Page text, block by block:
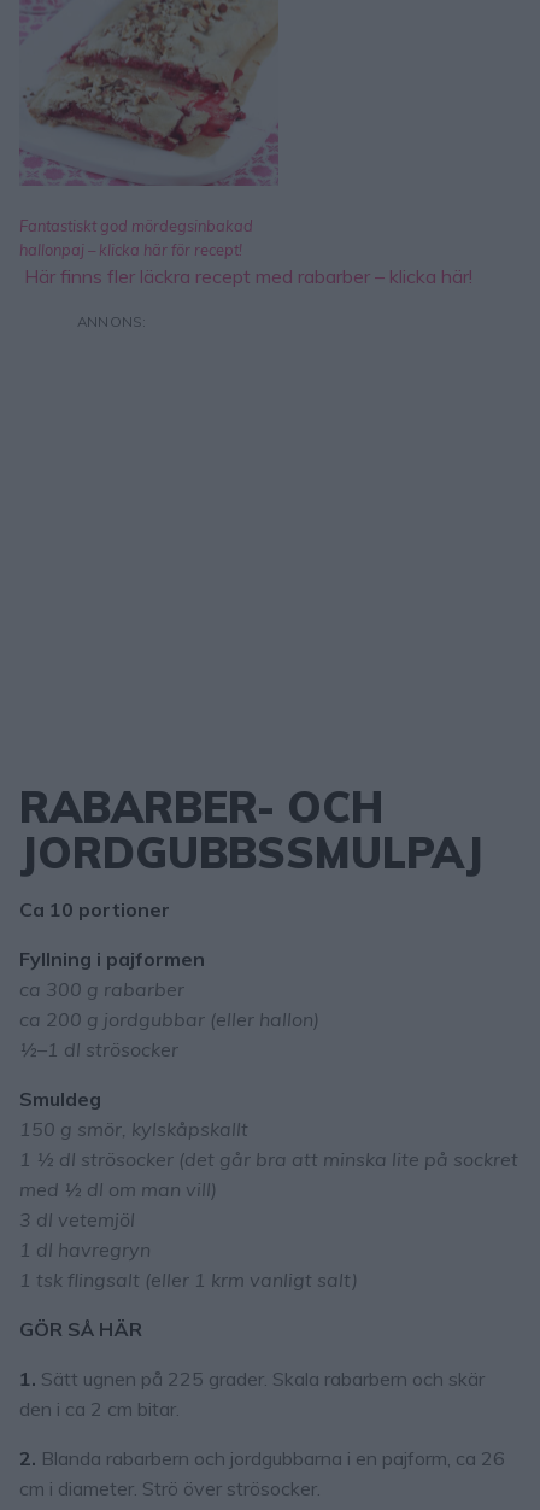
Fantastiskt god mördegsinbakad
hallonpaj – klicka här för recept!
Här finns fler läckra recept med rabarber – klicka här!
RABARBER- OCH
JORDGUBBSSMULPAJ
Ca 10 portioner
Fyllning i pajformen
ca 300 g rabarber
ca 200 g jordgubbar (eller hallon)
½–1 dl strösocker
Smuldeg
150 g smör, kylskåpskallt
1 ½ dl strösocker (det går bra att minska lite på sockret
med ½ dl om man vill)
3 dl vetemjöl
1 dl havregryn
1 tsk flingsalt (eller 1 krm vanligt salt)
GÖR SÅ HÄR
1. Sätt ugnen på 225 grader. Skala rabarbern och skär
den i ca 2 cm bitar.
2. Blanda rabarbern och jordgubbarna i en pajform, ca 26
cm i diameter. Strö över strösocker.